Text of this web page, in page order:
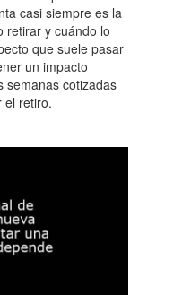
casi siempre es la
retirar y cuándo lo
que suele pasar
un impacto
semanas cotizadas
el retiro.